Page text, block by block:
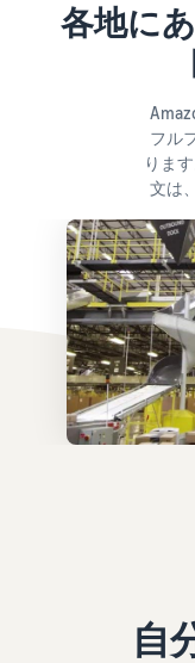
各地に
フル
りま
文は
自